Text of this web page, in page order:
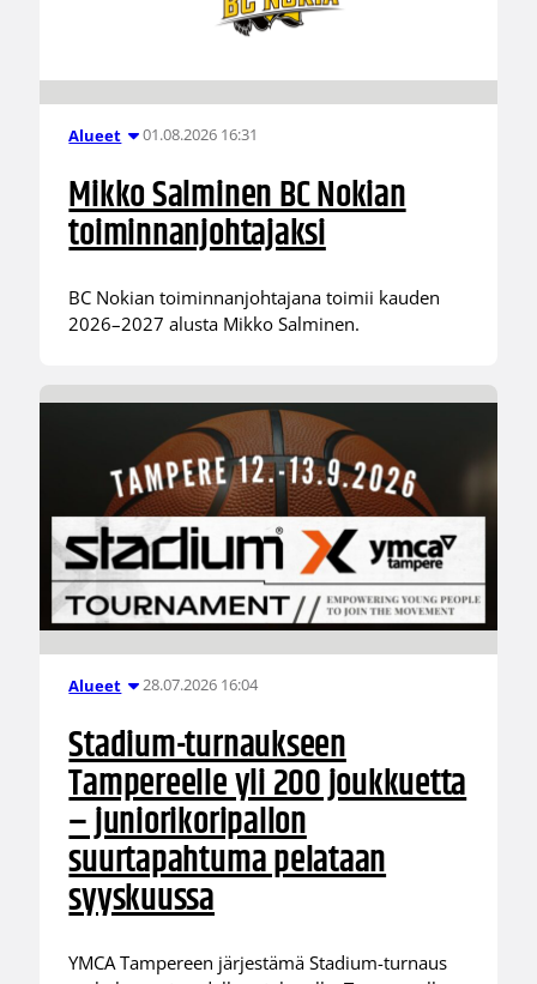
Alueet 01.08.2026 16:31
Mikko Salminen BC Nokian
toiminnanjohtajaksi
BC Nokian toiminnanjohtajana toimii kauden
2026–2027 alusta Mikko Salminen.
Alueet 28.07.2026 16:04
Stadium-turnaukseen
Tampereelle yli 200 joukkuetta
– juniorikoripallon
suurtapahtuma pelataan
syyskuussa
YMCA Tampereen järjestämä Stadium-turnaus